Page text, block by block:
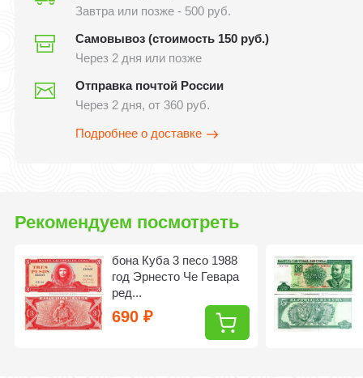
Завтра или позже - 500 руб.
Самовывоз (стоимость 150 руб.)
Через 2 дня или позже
Отправка почтой России
Через 2 дня, от 360 руб.
Подробнее о доставке
Рекомендуем посмотреть
бона Куба 3 песо 1988
год Эрнесто Че Гевара
ред...
690₽